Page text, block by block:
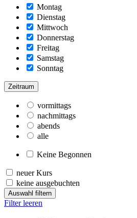
Montag
Dienstag
Mittwoch
Donnerstag
Freitag
Samstag
Sonntag
Zeitraum
vormittags
nachmittags
abends
alle
Keine Begonnen
neuer Kurs
keine ausgebuchten
Auswahl filtern
Filter leeren